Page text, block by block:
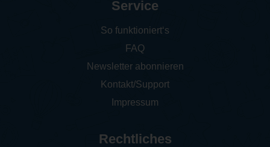
Service
So funktioniert‘s
FAQ
Newsletter abonnieren
Kontakt/Support
Impressum
Rechtliches